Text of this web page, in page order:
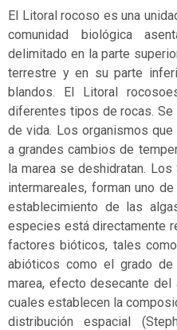
Con
articulaciones
Datos
insuficientes
Dunas
En
peligro
En
peligro
crítico
Estado
de
conservación
El Litoral rocoso es una
comunidad biológica
delimitado en la parte
terrestre y en su parte
blandos. El Litoral
diferentes tipos de rocas. Se
de vida. Los organismos
a grandes cambios de
la marea se deshidratan.
intermareales, forman uno
establecimiento de las
especies está directamente
factores bióticos, tales
abióticos como el grado
marea, efecto desecante
cuales establecen la
distribución espacial